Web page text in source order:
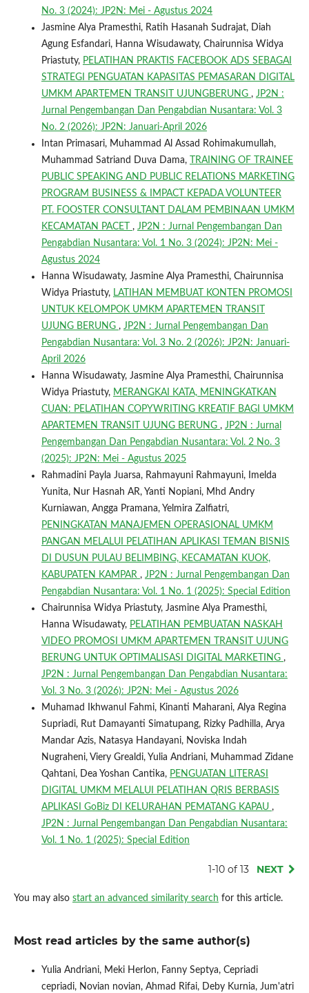
No. 3 (2024): JP2N: Mei - Agustus 2024
Jasmine Alya Pramesthi, Ratih Hasanah Sudrajat, Diah
Agung Esfandari, Hanna Wisudawaty, Chairunnisa Widya
Priastuty, PELATIHAN PRAKTIS FACEBOOK ADS SEBAGAI
STRATEGI PENGUATAN KAPASITAS PEMASARAN DIGITAL
UMKM APARTEMEN TRANSIT UJUNGBERUNG , JP2N :
Jurnal Pengembangan Dan Pengabdian Nusantara: Vol. 3
No. 2 (2026): JP2N: Januari-April 2026
Intan Primasari, Muhammad Al Assad Rohimakumullah,
Muhammad Satriand Duva Dama,
TRAINING OF TRAINEE
PUBLIC SPEAKING AND PUBLIC RELATIONS MARKETING
PROGRAM BUSINESS & IMPACT KEPADA VOLUNTEER
PT. FOOSTER CONSULTANT DALAM PEMBINAAN UMKM
KECAMATAN PACET , JP2N : Jurnal Pengembangan Dan
Pengabdian Nusantara: Vol. 1 No. 3 (2024): JP2N: Mei -
Agustus 2024
Hanna Wisudawaty, Jasmine Alya Pramesthi, Chairunnisa
Widya Priastuty, LATIHAN MEMBUAT KONTEN PROMOSI
UNTUK KELOMPOK UMKM APARTEMEN TRANSIT
UJUNG BERUNG , JP2N : Jurnal Pengembangan Dan
Pengabdian Nusantara: Vol. 3 No. 2 (2026): JP2N: Januari-
April 2026
Hanna Wisudawaty, Jasmine Alya Pramesthi, Chairunnisa
Widya Priastuty, MERANGKAI KATA, MENINGKATKAN
CUAN: PELATIHAN COPYWRITING KREATIF BAGI UMKM
APARTEMEN TRANSIT UJUNG BERUNG , JP2N : Jurnal
Pengembangan Dan Pengabdian Nusantara: Vol. 2 No. 3
(2025): JP2N: Mei - Agustus 2025
Rahmadini Payla Juarsa, Rahmayuni Rahmayuni, Imelda
Yunita, Nur Hasnah AR, Yanti Nopiani, Mhd Andry
Kurniawan, Angga Pramana, Yelmira Zalfiatri,
PENINGKATAN MANAJEMEN OPERASIONAL UMKM
PANGAN MELALUI PELATIHAN APLIKASI TEMAN BISNIS
DI DUSUN PULAU BELIMBING, KECAMATAN KUOK,
KABUPATEN KAMPAR , JP2N : Jurnal Pengembangan Dan
Pengabdian Nusantara: Vol. 1 No. 1 (2025): Special Edition
Chairunnisa Widya Priastuty, Jasmine Alya Pramesthi,
Hanna Wisudawaty, PELATIHAN PEMBUATAN NASKAH
VIDEO PROMOSI UMKM APARTEMEN TRANSIT UJUNG
BERUNG UNTUK OPTIMALISASI DIGITAL MARKETING ,
JP2N : Jurnal Pengembangan Dan Pengabdian Nusantara:
Vol. 3 No. 3 (2026): JP2N: Mei - Agustus 2026
Muhamad Ikhwanul Fahmi, Kinanti Maharani, Alya Regina
Supriadi, Rut Damayanti Simatupang, Rizky Padhilla, Arya
Mandar Azis, Natasya Handayani, Noviska Indah
Nugraheni, Viery Grealdi, Yulia Andriani, Muhammad Zidane
Qahtani, Dea Yoshan Cantika, PENGUATAN LITERASI
DIGITAL UMKM MELALUI PELATIHAN QRIS BERBASIS
APLIKASI GoBiz DI KELURAHAN PEMATANG KAPAU ,
JP2N : Jurnal Pengembangan Dan Pengabdian Nusantara:
Vol. 1 No. 1 (2025): Special Edition
1-10 of 13 NEXT
You may also start an advanced similarity search for this article.
Most read articles by the same author(s)
Yulia Andriani, Meki Herlon, Fanny Septya, Cepriadi
cepriadi, Novian novian, Ahmad Rifai, Deby Kurnia, Jum'atri